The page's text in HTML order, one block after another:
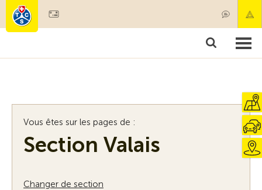
Membres & prestations
Vous êtes sur les pages de :
Section Valais
Changer de section